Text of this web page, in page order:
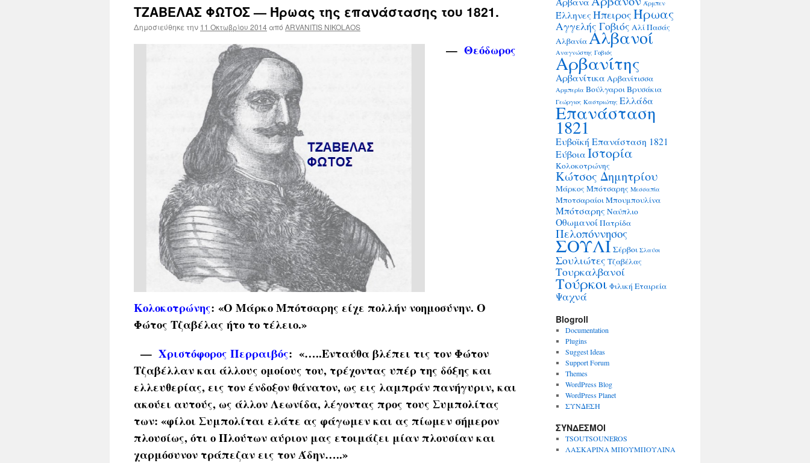
ΤΖΑΒΕΛΑΣ ΦΩΤΟΣ — Ήρωας της επανάστασης του 1821.
Δημοσιεύθηκε την 11 Οκτωβρίου 2014 από ARVANITIS NIKOLAOS
— Θεόδωρος
Κολοκοτρώνης: «Ο Μάρκο Μπότσαρης είχε πολλήν νοημοσύνην. Ο
Φώτος Τζαβέλας ήτο το τέλειο.»
— Χριστόφορος Περραιβός: «…..Ενταύθα βλέπει τις τον Φώτον
Τζαβέλλαν και άλλους ομοίους του, τρέχοντας υπέρ της δόξης και
ελλευθερίας, εις τον ένδοξον θάνατον, ως εις λαμπράν πανήγυριν, και
ακούει αυτούς, ως άλλον Λεωνίδα, λέγοντας προς τους Συμπολίτας
των: «φίλοι Συμπολίται ελάτε ας φάγωμεν και ας πίωμεν σήμερον
πλουσίως, ότι ο Πλούτων αύριον μας ετοιμάζει μίαν πλουσίαν και
χαρμόσυνον τράπεζαν εις τον Άδην…..»
Άρμπεν
Έλληνες ΉπειροςΉρωας
Αγγελής Γοβιός Αλί Πασάς
ΑλβανίαΑλβανοί
Αναγνώστης Γοβιός
Αρβανίτης
Αρβανίτικα Αρβανίτισσα
Αρμπερία ΒούλγαροιΒρυσάκια
Γεώργιος Καστριώτης Ελλάδα
Επανάσταση
1821
Ευβοϊκή Επανάσταση 1821
Εύβοια Ιστορία
Κολοκοτρώνης
Κώτσος Δημητρίου
Μάρκος Μπότσαρης Μεσσαπία
ΜποτσαραίοιΜπουμπουλίνα
Μπότσαρης Ναύπλιο
ΟθωμανοίΠατρίδα
Πελοπόννησος
ΣΟΥΛΙ Σέρβοι Σλαύοι
Σουλιώτες Τζαβέλας
Τουρκαλβανοί
Τούρκοι Φιλική Εταιρεία
Ψαχνά
Blogroll
Documentation
Plugins
Suggest Ideas
Support Forum
Themes
WordPress Blog
WordPress Planet
ΣΥΝΔΕΣΗ
ΣΥΝΔΕΣΜΟΙ
TSOUTSOUNEROS
ΛΑΣΚΑΡΙΝΑ ΜΠΟΥΜΠΟΥΛΙΝΑ